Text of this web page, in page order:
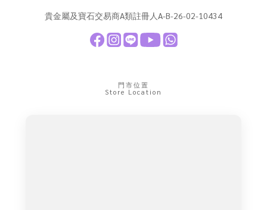
貴金屬及寶石交易商A類註冊人A-B-26-02-10434
門市位置
Store Location